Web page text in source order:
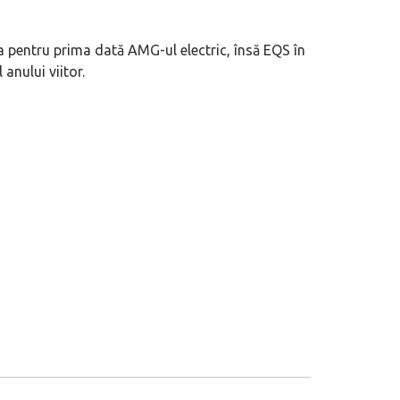
prima dată AMG-ul electric, însă EQS în
anului viitor.